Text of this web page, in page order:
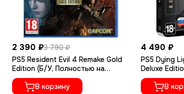
2 390 ₽3 790 ₽
PS5 Resident Evil 4 Remake Gold
Edition (Б/У, Полностью на
русском языке, PPSA-07412)
В корзину
4 490 ₽
PS5 Dying
Deluxe
русском
В